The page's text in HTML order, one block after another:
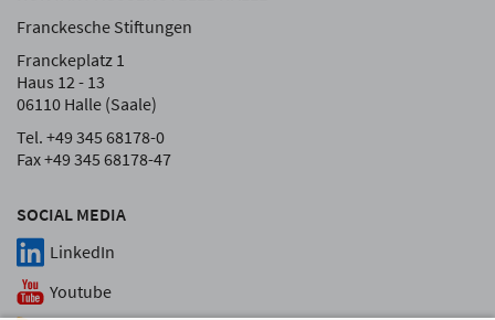
SOCIAL MEDIA
LinkedIn
Youtube
Franckesche Stiftungen
Franckeplatz 1
Haus 12 - 13
06110 Halle (Saale)
Tel. +49 345 68178-0
Fax +49 345 68178-47